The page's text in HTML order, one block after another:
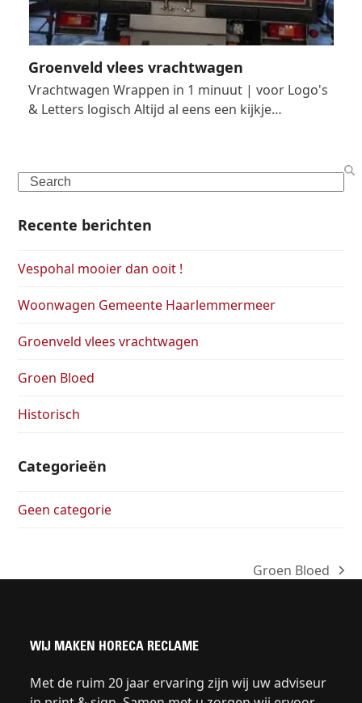
Groenveld vlees vrachtwagen
Vrachtwagen Wrappen in 1 minuut | voor Logo's
& Letters logisch Altijd al eens een kijkje…
Search
Recente berichten
Vespohal mooier dan ooit !
Woonwagen Gemeente Haarlemmermeer
Groenveld vlees vrachtwagen
Groen Bloed
Historisch
Categorieën
Geen categorie
next
Groen Bloed
WIJ MAKEN HORECA RECLAME
Met de ruim 20 jaar ervaring zijn wij uw adviseur